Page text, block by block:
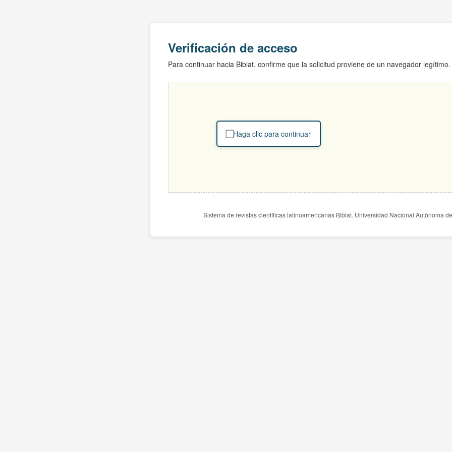
Verificación de acceso
Para continuar hacia Biblat, confirme que la solicitud proviene de un navegador legítimo.
Haga clic para continuar
Sistema de revistas científicas latinoamericanas Biblat. Universidad Nacional Autónoma